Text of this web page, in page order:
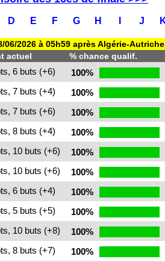
D E F G H J
06/2026 à 05h59 après Algérie-Autriche
actuel % chance qualif.
6 buts (+6) 100%
7 buts (+4) 100%
7 buts (+6) 100%
8 buts (+4) 100%
10 buts (+6) 100%
10 buts (+6) 100%
6 buts (+4) 100%
5 buts (+5) 100%
10 buts (+8) 100%
8 buts (+7) 100%